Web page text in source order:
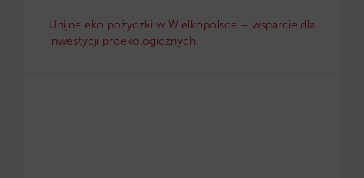
Unijne eko pożyczki w Wielkopolsce – wsparcie dla
inwestycji proekologicznych